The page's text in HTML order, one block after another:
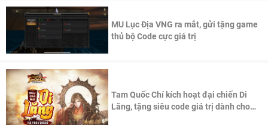
MU Lục Địa VNG ra mắt, gửi tặng game
thủ bộ Code cực giá trị
Tam Quốc Chí kích hoạt đại chiến Di
Lăng, tặng siêu code giá trị dành cho